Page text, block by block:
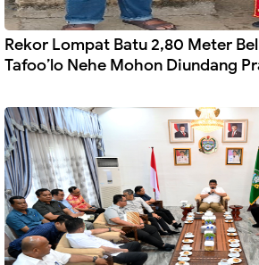
Rekor Lompat Batu 2,80 Meter
Tafoo’lo Nehe Mohon Diundang